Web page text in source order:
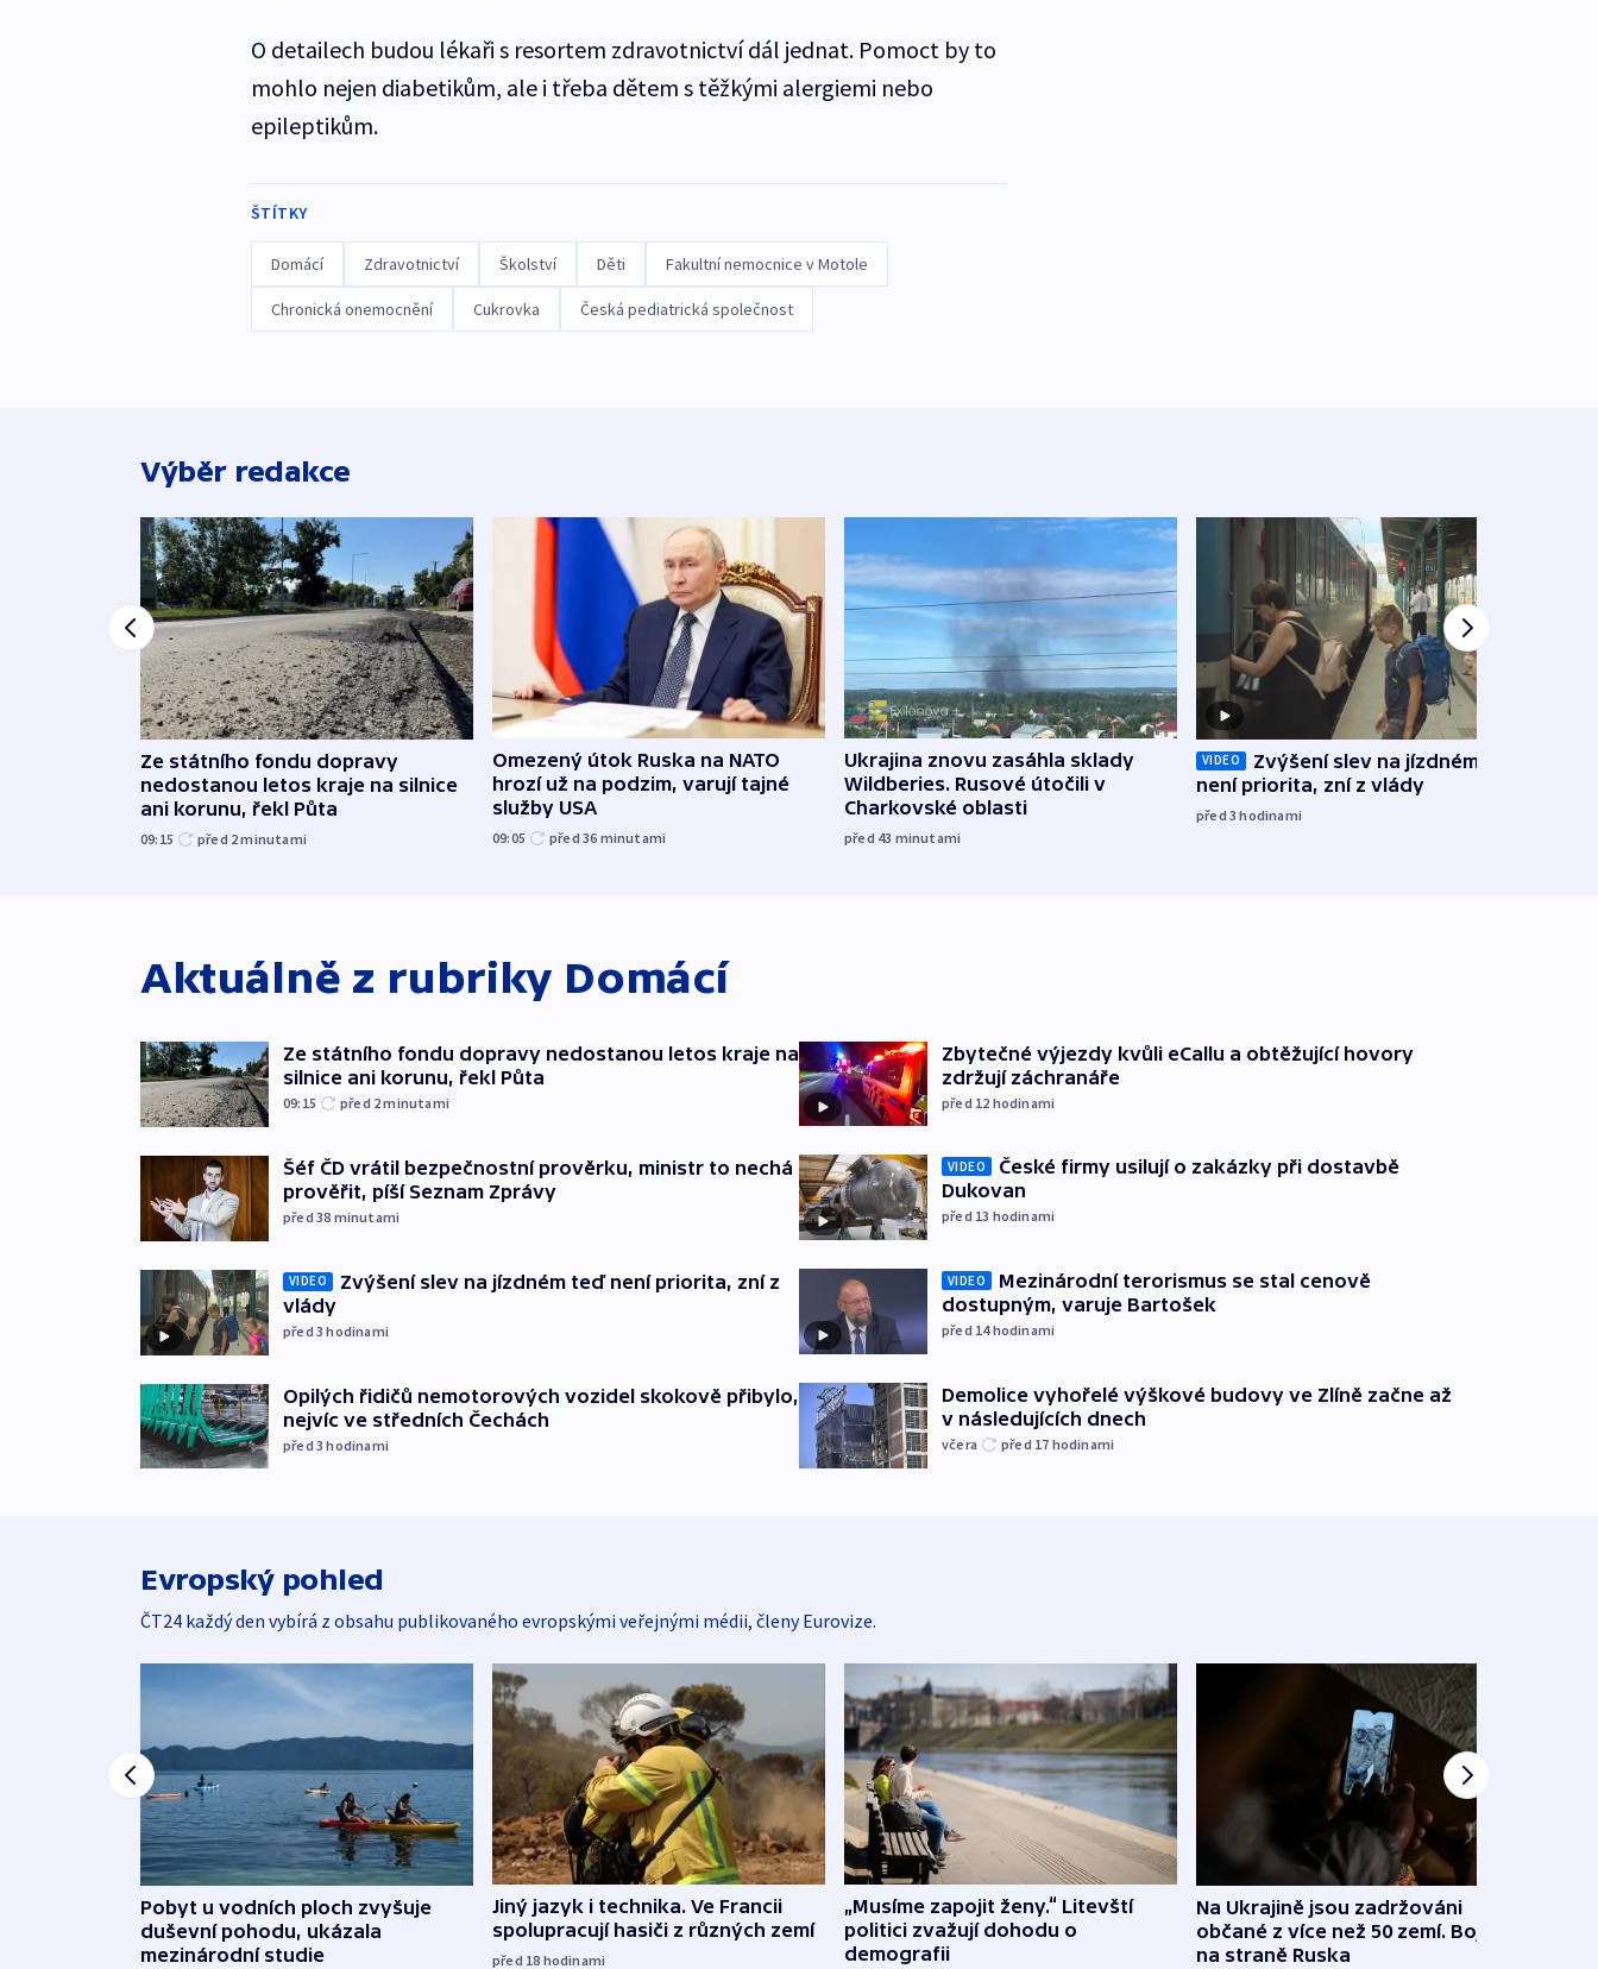
O detailech budou lékaři s resortem zdravotnictví dál jednat. Pomoct by to
mohlo nejen diabetikům, ale i třeba dětem s těžkými alergiemi nebo
epileptikům.
ŠTÍTKY
Domácí Zdravotnictví Školství Děti Fakultní nemocnice v Motole
Chronická onemocnění Cukrovka Česká pediatrická společnost
Výběr redakce
Ze státního fondu dopravy
nedostanou letos kraje na silnice
ani korunu, řekl Půta
09:15 před 2minutami
Omezený útok Ruska na NATO
hrozí už na podzim, varují tajné
služby USA
09:05 před 36 minutami
Ukrajina znovu zasáhla sklady
Wildberies. Rusové útočili v
Charkovské oblasti
před 43 minutami
VIDEO
Zvýšení slev na jízdném teď
není priorita, zní z vlády
před 3hodinami
Aktuálně z rubriky Domácí
Ze státního fondu dopravy nedostanou letos kraje na
silnice ani korunu, řekl Půta
09:15 před 2minutami
Šéf ČD vrátil bezpečnostní prověrku, ministr to nechá
prověřit, píší Seznam Zprávy
před 38 minutami
VIDEO
Zvýšení slev na jízdném teď není priorita, zní z
vlády
před 3hodinami
Opilých řidičů nemotorových vozidel skokově přibylo,
nejvíc ve středních Čechách
před 3hodinami
Zbytečné výjezdy kvůli eCallu a obtěžující hovory
zdržují záchranáře
před 12 hodinami
VIDEO
České firmy usilují o zakázky při dostavbě
Dukovan
před 13 hodinami
VIDEO
Mezinárodní terorismus se stal cenově
dostupným, varuje Bartošek
před 14hodinami
Demolice vyhořelé výškové budovy ve Zlíně začne až
v následujících dnech
včera před 17 hodinami
Evropský pohled
ČT24 každý den vybírá z obsahu publikovaného evropskými veřejnými médii, členy Eurovize.
Pobyt u vodních ploch zvyšuje
duševní pohodu, ukázala
mezinárodní studie
Jiný jazyk i technika. Ve Francii
spolupracují hasiči z různých zemí
před 18 hodinami
„Musíme zapojit ženy.“ Litevští
politici zvažují dohodu o
demografii
Na Ukrajině jsou zadržováni
občané z více než 50 zemí. Bojovali
na straně Ruska